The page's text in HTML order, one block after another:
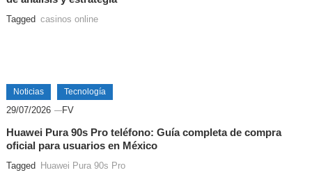
Tagged casinos online
Noticias Tecnología
29/07/2026 FV
Huawei Pura 90s Pro teléfono: Guía completa de compra
oficial para usuarios en México
Tagged Huawei Pura 90s Pro